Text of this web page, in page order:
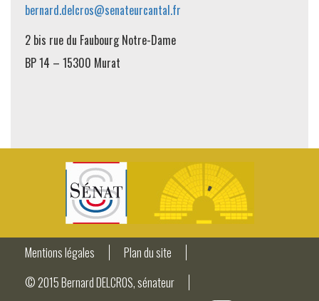
bernard.delcros@senateurcantal.fr
2 bis rue du Faubourg Notre-Dame
BP 14 – 15300 Murat
Mentions légales
Plan du site
© 2015 Bernard DELCROS, sénateur